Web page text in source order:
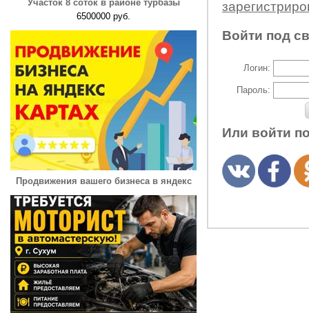
Участок 8 соток в районе турбазы
6500000 руб.
Продвижения вашего бизнеса в яндекс
Войти под
Логин:
Пароль:
Или войти